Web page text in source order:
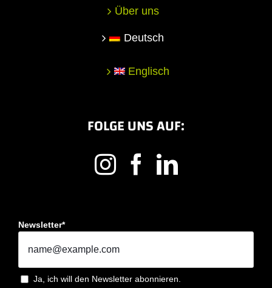
Über uns
Deutsch
Englisch
FOLGE UNS AUF:
Newsletter*
Ja, ich will den Newsletter abonnieren.